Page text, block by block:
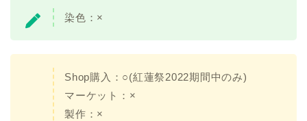
染色： ×
Shop購入：○(紅蓮祭2022期間中のみ)
マーケット： ×
製作： ×